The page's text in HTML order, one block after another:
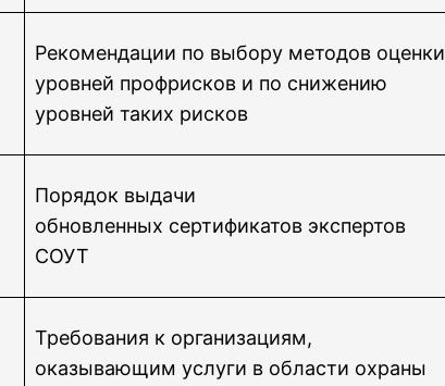
Рекомендации по выбору методов оценки
уровней профрисков и по снижению
уровней таких рисков
Порядок выдачи
обновленных сертификатов экспертов
СОУТ
Требования к организациям,
оказывающим услуги в области охраны